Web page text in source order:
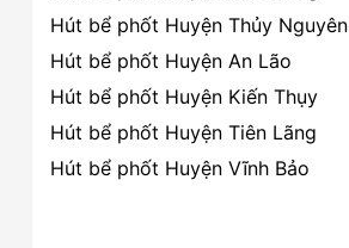
Hút bể phốt Huyện Thủy Nguyên
Hút bể phốt Huyện An Lão
Hút bể phốt Huyện Kiến Thụy
Hút bể phốt Huyện Tiên Lãng
Hút bể phốt Huyện Vĩnh Bảo